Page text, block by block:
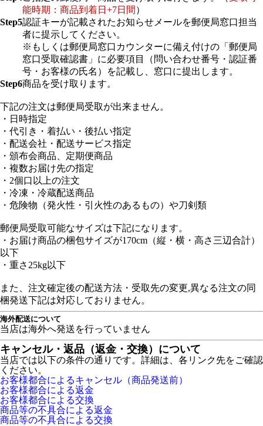
能時期：商品到着日+7日間 ）
Step5認証キーが記載されたお知らせメールを郵便局窓口担当
者に提示してください。
※もしくは郵便局窓口カウンターに備え付けの「郵便局
窓口受取確認書」に必要項目（問い合わせ番号・認証番
号・お客様の氏名）を記載し、窓口に提出します。
Step6商品を受け取ります。
下記の注文は郵便局受取が出来ません。
・日時指定
・代引き・着払い・後払い指定
・配送会社・配送サービス指定
・頒布会商品、定期便商品
・複数お届け先の指定
・2個口以上の注文
・冷凍・冷蔵配送商品
・危険物（発火性・引火性のあるもの）や刀剣類
郵便局受取可能なサイズは下記になります。
・お届け商品の梱包サイズが170cm（縦・横・高さ三辺合計）
以下
・重さ25kg以下
また、注文確定後の配送方法・受取先の変更,異なる注文の同
梱発送下記は対応しておりません。
海外配送について
当店は海外へ発送を行っていません
キャンセル・返品（返金・交換）について
当店では以下の条件の通りです。詳細は、各リンク先をご確認
ください。
お客様都合によるキャンセル（商品発送前）
お客様都合による返金
お客様都合による交換
商品等の不具合による返金
商品等の不具合による交換